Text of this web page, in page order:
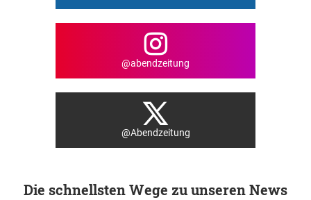
@abendzeitung
@Abendzeitung
Die schnellsten Wege zu unseren News